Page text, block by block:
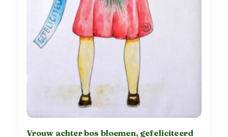
Vrouw achter bos bloemen, gefeliciteerd